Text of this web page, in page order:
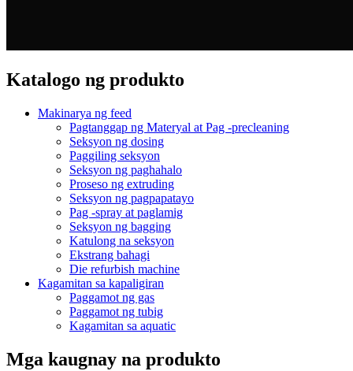
Katalogo ng produkto
Makinarya ng feed
Pagtanggap ng Materyal at Pag -precleaning
Seksyon ng dosing
Paggiling seksyon
Seksyon ng paghahalo
Proseso ng extruding
Seksyon ng pagpapatayo
Pag -spray at paglamig
Seksyon ng bagging
Katulong na seksyon
Ekstrang bahagi
Die refurbish machine
Kagamitan sa kapaligiran
Paggamot ng gas
Paggamot ng tubig
Kagamitan sa aquatic
Mga kaugnay na produkto